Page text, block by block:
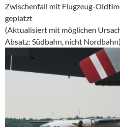
Zwischenfall mit Flugzeug-
geplatzt
(Aktualisiert mit möglichen
Absatz: Südbahn, nicht Nordbahn)